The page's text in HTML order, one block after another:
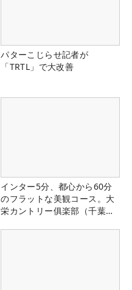
パターこじらせ記者が
「TRTL」で大改善
インター5分、都心から60分
のフラットな美観コース。大
栄カントリー俱楽部（千葉